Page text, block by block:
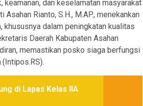
dan keselamatan masyarakat
Rianto, S.H., M.AP., menekankan
dalam peningkatan kualitas
Daerah Kabupaten Asahan
memastikan posko siaga berfungsi
di Lapas Kelas IIA